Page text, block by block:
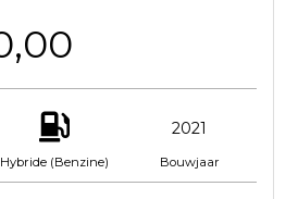
Hybride (Benzine)
2021
Bouwjaar